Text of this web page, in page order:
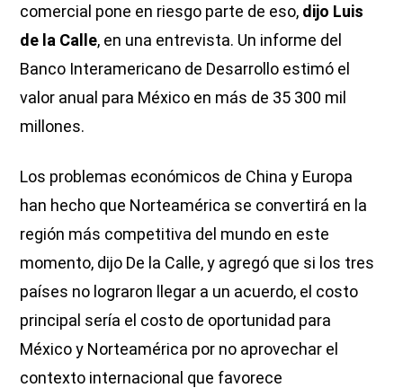
comercial pone en riesgo parte de eso, dijo Luis
de la Calle, en una entrevista. Un informe del
Banco Interamericano de Desarrollo estimó el
valor anual para México en más de 35 300 mil
millones.
Los problemas económicos de China y Europa
han hecho que Norteamérica se convertirá en la
región más competitiva del mundo en este
momento, dijo De la Calle, y agregó que si los tres
países no lograron llegar a un acuerdo, el costo
principal sería el costo de oportunidad para
México y Norteamérica por no aprovechar el
contexto internacional que favorece